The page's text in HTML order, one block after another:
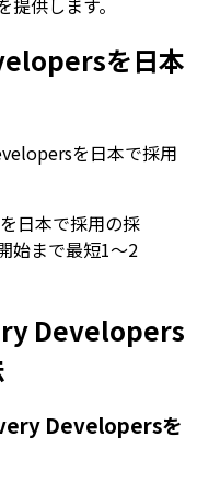
供します。
を日本
を日本で採用
日本で採用の採
始まで最短1〜2
Developers
Developersを